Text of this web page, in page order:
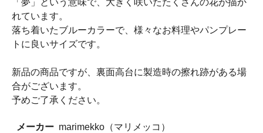
「夢」という意味で、大きく咲いたたくさんの花が描か
れています。
落ち着いたブルーカラーで、様々なお料理やパンプレー
トに良いサイズです。
新品の商品ですが、裏面高台に製造時の擦れ跡がある場
合がございます。
予めご了承ください。
メーカー marimekko（マリメッコ）